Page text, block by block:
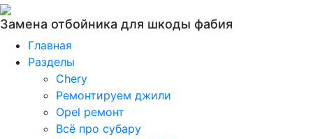
Замена отбойника для шкоды фабия
Главная
Разделы
Chery
Ремонтируем джили
Opel ремонт
Всё про субару